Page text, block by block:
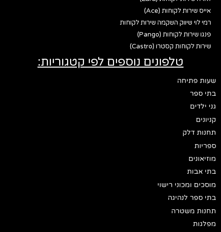
אייס שירות לקוחות (Ace)
רמי לוי שיווק השקמה שירות לקוחות
פנגו שירות לקוחות (Pango)
שירות לקוחות קסטרו (Castro)
טלפונים נוספים לפי קטגוריות:
שעות פתיחה
בתי ספר
גני ילדים
קניונים
תחנות דלק
ספריות
מוזיאונים
בתי אבות
מוסכים ומכוני רישוי
בתי ספר לנהיגה
תחנות משטרה
מפלגות